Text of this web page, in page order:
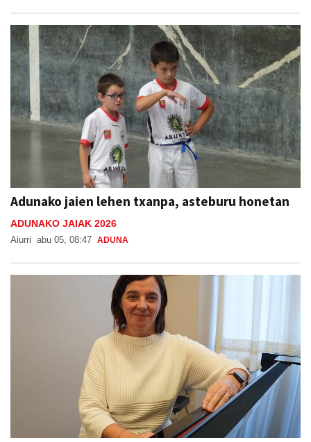
Adunako jaien lehen txanpa, asteburu honetan
ADUNAKO JAIAK 2026
Aiurri abu 05, 08:47 ADUNA